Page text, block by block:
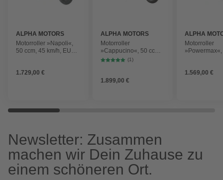
ALPHA MOTORS
Motorroller »Napoli«,
50 ccm, 45 km/h, EURO
1.729,00 €
ALPHA MOTORS
Motorroller
»Cappucino«, 50 ccm,
45 km/h, EURO 5,
(1)
1.899,00 €
ALPHA
Motorroller
1.569,00 €
Newsletter: Zusammen
machen wir Dein Zuhause zu
einem schöneren Ort.